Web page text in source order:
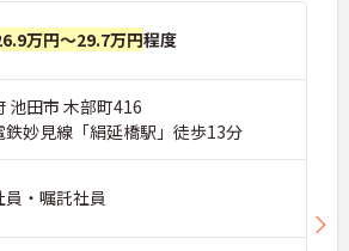
万円～29.7万円程度
池田市 木部町416
鉄妙見線「絹延橋駅」徒歩13分
員・嘱託社員